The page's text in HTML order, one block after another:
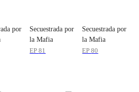
por
Secuestrada por
la Mafia
EP81
Secuestrada por
la Mafia
EP80